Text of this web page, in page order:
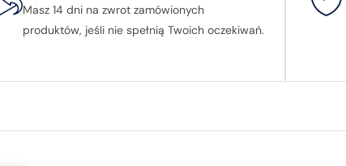
Masz 14 dni na zwrot zamówionych
produktów, jeśli nie spełnią Twoich oczekiwań.